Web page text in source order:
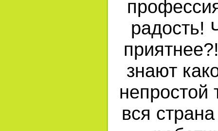
радость!
знают
непростой
вся